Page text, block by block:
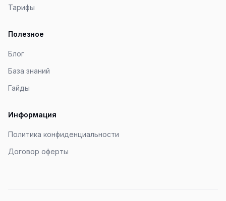
Тарифы
Полезное
Блог
База знаний
Гайды
Информация
Политика конфиденциальности
Договор оферты